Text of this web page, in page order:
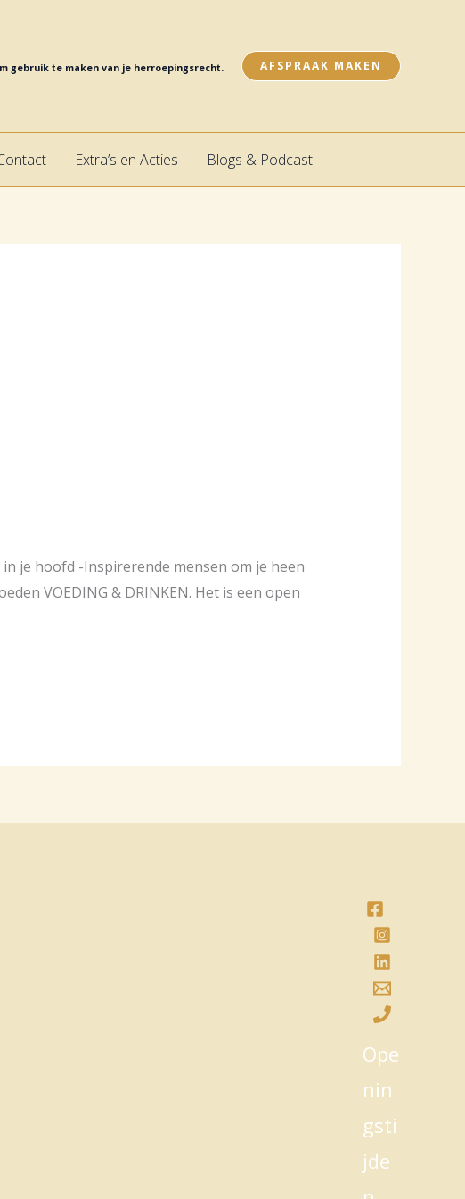
gebruik te maken van je herroepingsrecht. AFSPRAAK MAKEN
Extra’s en Acties Blogs & Podcast
je hoofd -Inspirerende mensen om je heen
VOEDING & DRINKEN. Het is een open
Ope
nin
gsti
jde